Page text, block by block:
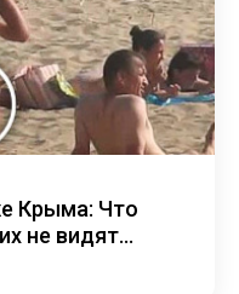
Крыма: Что
не видят...